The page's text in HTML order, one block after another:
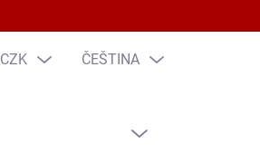
CZK ČEŠTINA